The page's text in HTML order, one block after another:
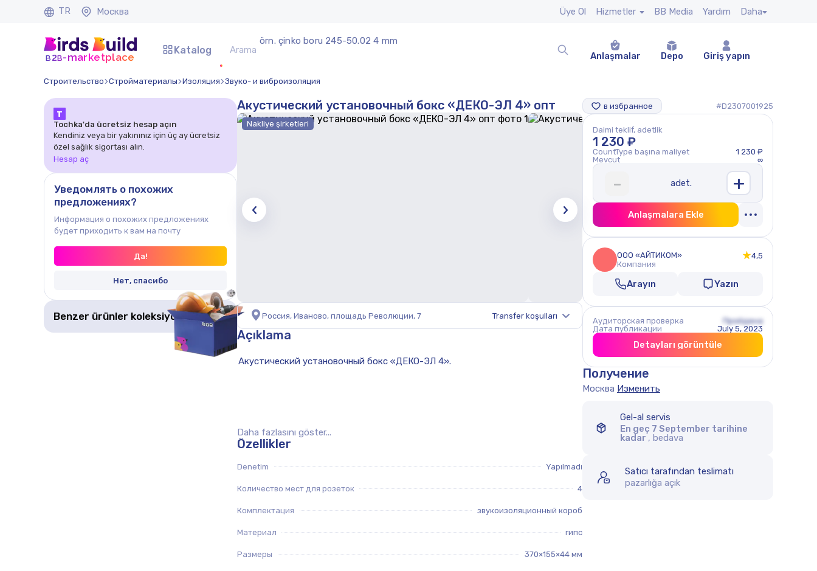
TR Москва Üye Ol Hizmetler BB Media Yardım Daha
b2b-marketplace
Katalog
örn. çinko boru 245-50.02 4 mm
Anlaşmalar
Depo Giriş yapın
Строительство Стройматериалы Изоляция Звуко- и виброизоляция
Т
Tochka'da ücretsiz hesap açın
Kendiniz veya bir yakınınız için üç ay ücretsiz
özel sağlık sigortası alın.
Hesap aç
Уведомлять о похожих
предложениях?
Информация о похожих предложениях
будет приходить к вам на почту
Да!
Нет, спасибо
Benzer ürünler koleksiyonu al
Акустический установочный бокс «ДЕКО-ЭЛ 4» опт
Nakliye şirketleri
Россия, Иваново, площадь Революции, 7 Transfer koşulları
Açıklama
Daha fazlasını göster...
Özellikler
Denetim Yapılmadı
Количество мест для розеток 4
Комплектация звукоизоляционный короб
Материал гипс
Размеры 370×155×44 мм
в избранное #D2307001925
Daimi teklif, adetlik
1 230 ₽
CountType başına maliyet
1 230 ₽
Mevcut
∞
- adet. +
Anlaşmalara Ekle
ООО «АЙТИКОМ»
4,5
Компания
Arayın Yazın
Аудиторская проверка
Пройдена
Дата публикации
July 5, 2023
Detayları görüntüle
Получение
Москва Изменить
Gel-al servis
En geç 7 September tarihine
kadar , bedava
Satıcı tarafından teslimatı
pazarlığa açık